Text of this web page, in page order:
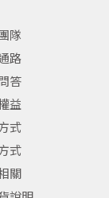
隊
路
答
益
式
式
關